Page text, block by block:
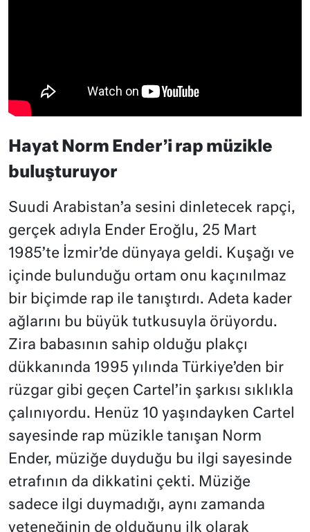
Hayat Norm Ender’i rap müzikle
buluşturuyor
Suudi Arabistan’a sesini dinletecek rapçi,
gerçek adıyla Ender Eroğlu, 25 Mart
1985’te İzmir’de dünyaya geldi. Kuşağı ve
içinde bulunduğu ortam onu kaçınılmaz
bir biçimde rap ile tanıştırdı. Adeta kader
ağlarını bu büyük tutkusuyla örüyordu.
Zira babasının sahip olduğu plakçı
dükkanında 1995 yılında Türkiye’den bir
rüzgar gibi geçen Cartel’in şarkısı sıklıkla
çalınıyordu. Henüz 10 yaşındayken Cartel
sayesinde rap müzikle tanışan Norm
Ender, müziğe duyduğu bu ilgi sayesinde
etrafının da dikkatini çekti. Müziğe
sadece ilgi duymadığı, aynı zamanda
yeteneğinin de olduğunu ilk olarak